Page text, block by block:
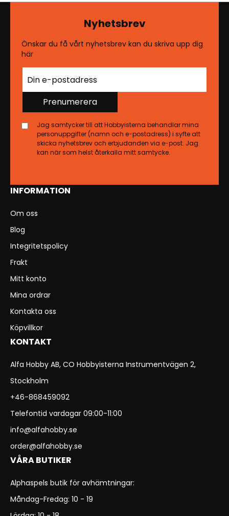
INFORMATION
Om oss
Blog
Integritetspolicy
Frakt
Mitt konto
Mina ordrar
Kontakta oss
Köpvillkor
KONTAKT
Alfa Hobby AB, CO Hobbyisterna Instrumentvägen 2,
Stockholm
+46-868459092
Telefontid vardagar 09:00-11:00
info@alfahobby.se
order@alfahobby.se
VÅRA BUTIKER
Alphaspels butik för avhämtningar:
Måndag-Fredag: 10 - 19
Nyhetsbrev
Önskar du få vårt nyhetsbrev kan du skriva upp dig
här
Prenumerera
Jag samtycker till att Hobbyisterna behandlar mina
personuppgifter (namn och e-postadress) i syfte att
skicka nyhetsbrev och erbjudanden via e-post. Jag
kan när som helst återkalla mitt samtycke.